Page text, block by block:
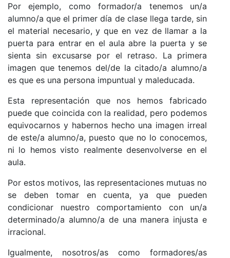
Por ejemplo, como formador/a tenemos un/a
alumno/a que el primer día de clase llega tarde, sin
el material necesario, y que en vez de llamar a la
puerta para entrar en el aula abre la puerta y se
sienta sin excusarse por el retraso. La primera
imagen que tenemos del/de la citado/a alumno/a
es que es una persona impuntual y maleducada.
Esta representación que nos hemos fabricado
puede que coincida con la realidad, pero podemos
equivocarnos y habernos hecho una imagen irreal
de este/a alumno/a, puesto que no lo conocemos,
ni lo hemos visto realmente desenvolverse en el
aula.
Por estos motivos, las representaciones mutuas no
se deben tomar en cuenta, ya que pueden
condicionar nuestro comportamiento con un/a
determinado/a alumno/a de una manera injusta e
irracional.
Igualmente, nosotros/as como formadores/as